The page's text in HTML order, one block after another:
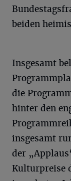
beiden
Insgesamt
die
hinter den
insgesamt
der
Kulturpreise